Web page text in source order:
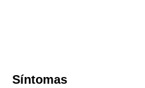
Síntomas